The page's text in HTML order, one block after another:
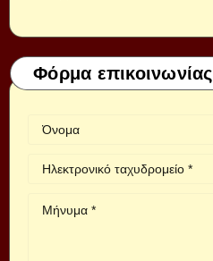
Φόρμα επικοινωνίας